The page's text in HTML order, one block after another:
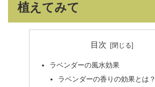
植えてみて
目次
ラベンダーの風水効果
ラベンダーの香りの効果とは？